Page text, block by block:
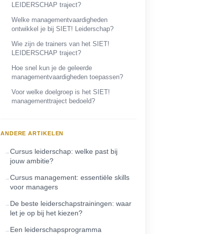
LEIDERSCHAP traject?
Welke managementvaardigheden
ontwikkel je bij SIET! Leiderschap?
Wie zijn de trainers van het SIET!
LEIDERSCHAP traject?
Hoe snel kun je de geleerde
managementvaardigheden toepassen?
Voor welke doelgroep is het SIET!
managementtraject bedoeld?
ANDERE ARTIKELEN
Cursus leiderschap: welke past bij
jouw ambitie?
Cursus management: essentiële skills
voor managers
De beste leiderschapstrainingen: waar
let je op bij het kiezen?
Een leiderschapsprogramma